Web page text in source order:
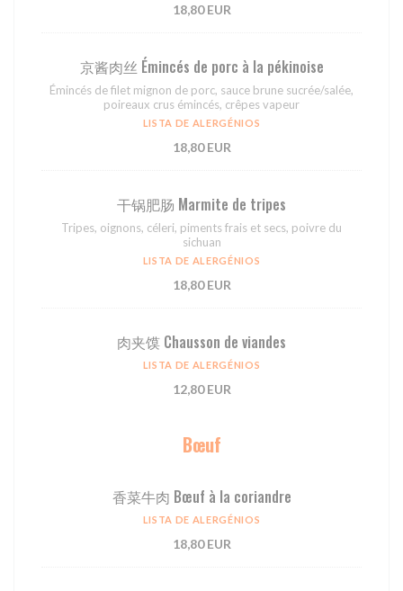
18,80 EUR
京酱⾁丝 Émincés de porc à la pékinoise
Émincés de filet mignon de porc, sauce brune sucrée/salée,
poireaux crus émincés, crêpes vapeur
LISTA DE ALERGÉNIOS
18,80 EUR
⼲锅肥肠 Marmite de tripes
Tripes, oignons, céleri, piments frais et secs, poivre du
sichuan
LISTA DE ALERGÉNIOS
18,80 EUR
肉夹馍 Chausson de viandes
LISTA DE ALERGÉNIOS
12,80 EUR
Bœuf
⾹菜⽜⾁ Bœuf à la coriandre
LISTA DE ALERGÉNIOS
18,80 EUR